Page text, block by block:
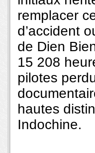
remplacer
d’accident
de Dien
15 208
pilotes
hautes
Indochine.